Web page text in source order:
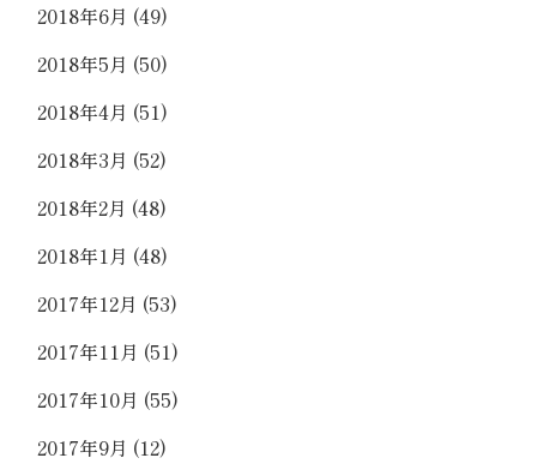
2018年6月 (49)
2018年5月 (50)
2018年4月 (51)
2018年3月 (52)
2018年2月 (48)
2018年1月 (48)
2017年12月 (53)
2017年11月 (51)
2017年10月 (55)
2017年9月 (12)